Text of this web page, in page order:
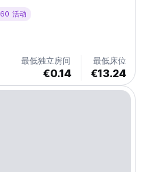
60 活动
最低独立房间
€0.14
最低床位
€13.24